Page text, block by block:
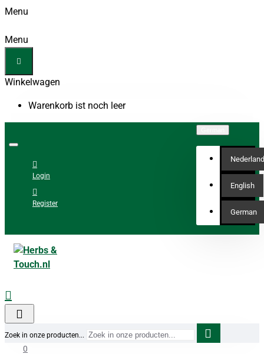
Menu
Menu
Winkelwagen
Warenkorb ist noch leer
Login
Register
English
German
Zoek in onze producten...
0